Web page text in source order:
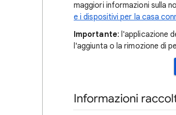
maggiori informazioni sulla
e i dispositivi per la casa
Importante: l'applicazione
l'aggiunta o la rimozione di
Informazioni